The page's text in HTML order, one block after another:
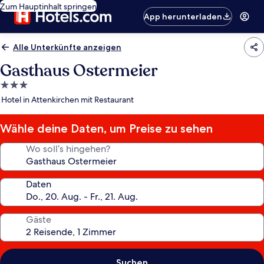
Zum Hauptinhalt springen
App herunterladen
Alle Unterkünfte anzeigen
Gasthaus Ostermeier
3.0-
Sterne-
Hotel in Attenkirchen mit Restaurant
Wähle deine Daten, um Preise zu sehen
Wo soll’s hingehen?
Daten
Gäste